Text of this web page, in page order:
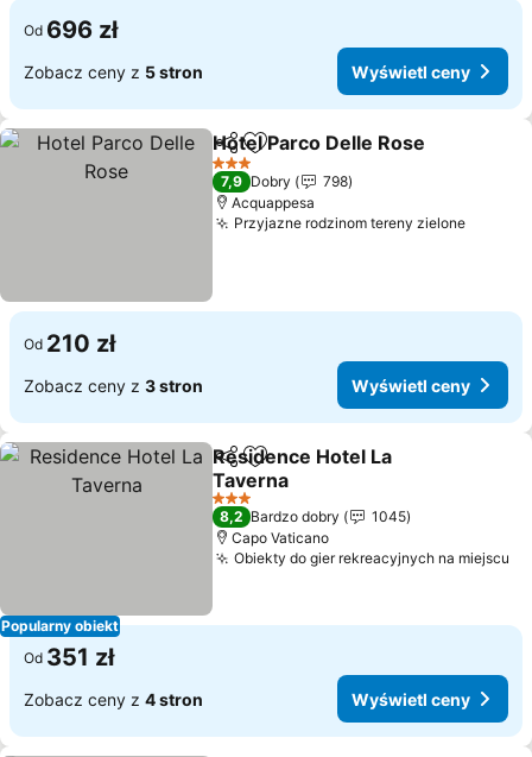
Od 696 zł
Zobacz ceny z 5 stron Wyświetl ceny
Udostępnij
Dodaj do ulubionych
Hotel Parco Delle Rose
3 Kategoria
7,9 Dobry
798
Acquappesa
Przyjazne rodzinom tereny zielone
Od 210 zł
Zobacz ceny z 3 stron Wyświetl ceny
Popularny obiekt
Udostępnij
Dodaj do ulubionych
Residence Hotel La
Taverna
3 Kategoria
8,2 Bardzo dobry
1045
Capo Vaticano
Obiekty do gier rekreacyjnych na miejscu
Od 351 zł
Zobacz ceny z 4 stron Wyświetl ceny